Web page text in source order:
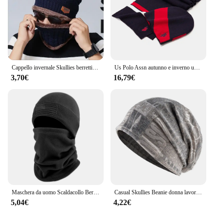
3,70€ 16,79€
5,04€
Casual Skullies Beanie donna lavorato a maglia lettere motivo floreale cappelli uomo sciarpa Beanie multiuso Outdoor Bonnet Cap ciclismo turbante
4,22€